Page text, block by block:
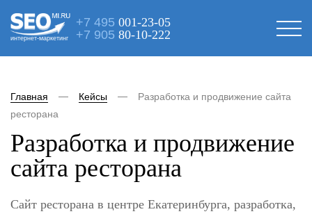
интернет-маркетинг
+7 495 001-23-05
+7 905 80-10-222
Главная Кейсы
Разработка и продвижение сайта
ресторана
Разработка и продвижение
сайта ресторана
Сайт ресторана в центре Екатеринбурга, разработка,